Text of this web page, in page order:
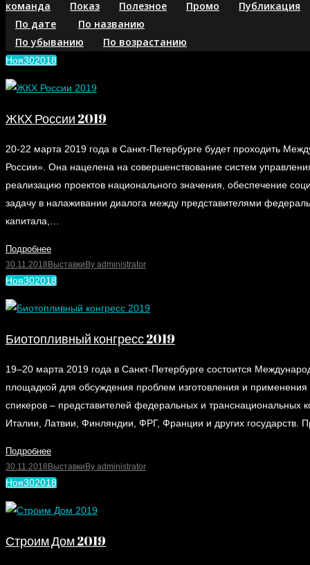
команда
Показ Полезное Промо
Публикация
По дате
По названию
По убыванию
По возрастанию
Ноя302018
ЖКХ России 2019
20-22 марта 2019 года в Санкт-Петербурге будет проходить
России». Она нацелена на совершенствование систем
реализацию проектов национального значения, обеспечение
задачу в налаживании диалога между представителями
капитала,…
Подробнее
30.11.2018 Выставки By administrator
Ноя302018
Биотопливный конгресс 2019
19–20 марта 2019 года в Санкт-Петербурге состоится
площадкой для обсуждения проблем изготовления и
спикеров – представителей федеральных и транснациональных
Италии, Латвии, Финляндии, ФРГ, Франции и других государств.
Подробнее
30.11.2018 Выставки By administrator
Ноя302018
Строим Дом 2019